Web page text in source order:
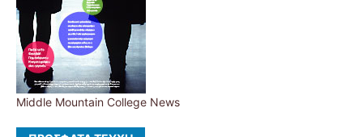
Middle Mountain College News